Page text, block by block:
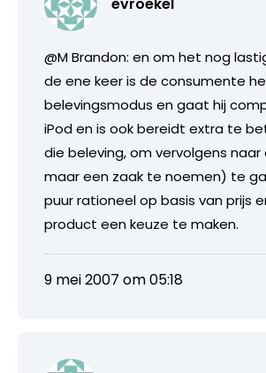
@M Brandon: en om het nog
de ene keer is de consumente
belevingsmodus en gaat hij
iPod en is ook bereidt extra te
die beleving, om vervolgens
maar een zaak te noemen) te
puur rationeel op basis van prijs
product een keuze te maken.
9 mei 2007 om 05:18